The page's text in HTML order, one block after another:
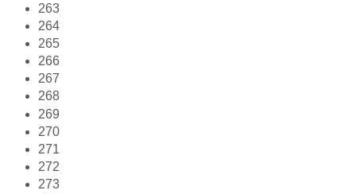
263
264
265
266
267
268
269
270
271
272
273